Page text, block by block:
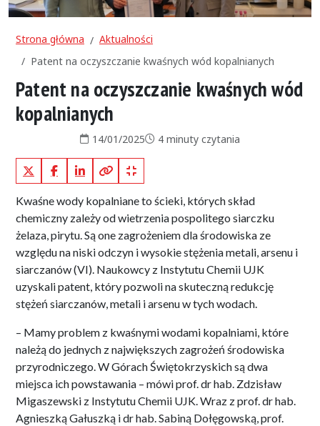
Strona główna
Aktualności
Patent na oczyszczanie kwaśnych wód kopalnianych
Patent na oczyszczanie kwaśnych wód
kopalnianych
Data publikacji:
14/01/2025Czas czytania:
4 minuty czytania
X (Twitter)FacebookLinkedInKopiuj pełny link
Kopiuj krótki link
Kwaśne wody kopalniane to ścieki, których skład
chemiczny zależy od wietrzenia pospolitego siarczku
żelaza, pirytu. Są one zagrożeniem dla środowiska ze
względu na niski odczyn i wysokie stężenia metali, arsenu i
siarczanów (VI). Naukowcy z Instytutu Chemii UJK
uzyskali patent, który pozwoli na skuteczną redukcję
stężeń siarczanów, metali i arsenu w tych wodach.
– Mamy problem z kwaśnymi wodami kopalniami, które
należą do jednych z największych zagrożeń środowiska
przyrodniczego. W Górach Świętokrzyskich są dwa
miejsca ich powstawania – mówi prof. dr hab. Zdzisław
Migaszewski z Instytutu Chemii UJK. Wraz z prof. dr hab.
Agnieszką Gałuszką i dr hab. Sabiną Dołęgowską, prof.